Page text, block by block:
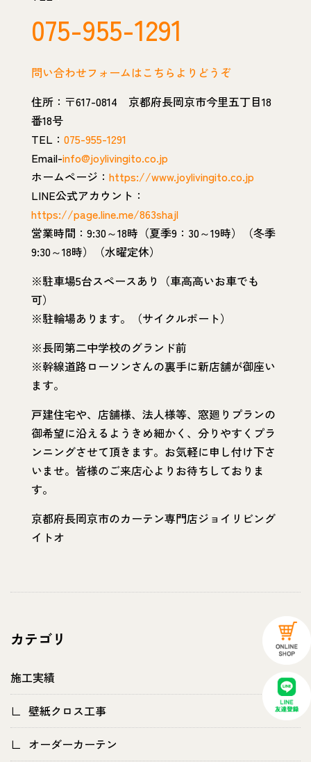
カテゴリ
施工実績
壁紙クロス工事
オーダーカーテン
075-955-1291
問い合わせフォームはこちらよりどうぞ
住所：〒617-0814 京都府長岡京市今里五丁目18
番18号
TEL： 075-955-1291
Email-info@joylivingito.co.jp
ホームページ： https://www.joylivingito.co.jp
LINE公式アカウント：
https://page.line.me/863shajl
営業時間：9:30～18時（夏季9：30～19時）（冬季
9:30～18時）（水曜定休）
※駐車場5台スペースあり（車高高いお車でも
可）
※駐輪場あります。（サイクルポート）
※長岡第二中学校のグランド前
※幹線道路ローソンさんの裏手に新店舗が御座い
ます。
戸建住宅や、店舗様、法人様等、窓廻りプランの
御希望に沿えるようきめ細かく、分りやすくプラ
ンニングさせて頂きます。お気軽に申し付け下さ
いませ。皆様のご来店心よりお待ちしておりま
す。
京都府長岡京市のカーテン専門店ジョイリビング
イトオ